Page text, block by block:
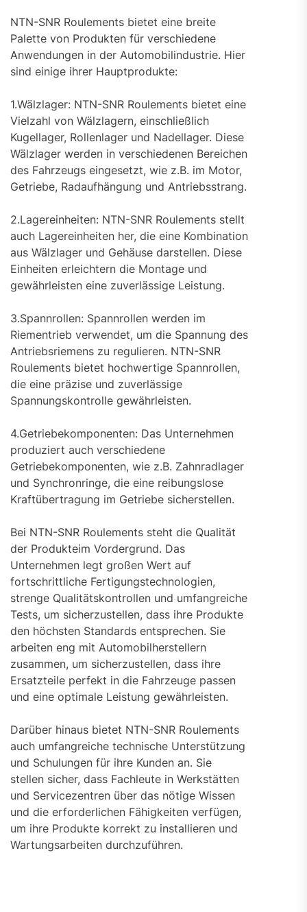
NTN-SNR Roulements bietet eine breite
Palette von Produkten für verschiedene
Anwendungen in der Automobilindustrie. Hier
sind einige ihrer Hauptprodukte:
1.Wälzlager: NTN-SNR Roulements bietet eine
Vielzahl von Wälzlagern, einschließlich
Kugellager, Rollenlager und Nadellager. Diese
Wälzlager werden in verschiedenen Bereichen
des Fahrzeugs eingesetzt, wie z.B. im Motor,
Getriebe, Radaufhängung und Antriebsstrang.
2.Lagereinheiten: NTN-SNR Roulements stellt
auch Lagereinheiten her, die eine Kombination
aus Wälzlager und Gehäuse darstellen. Diese
Einheiten erleichtern die Montage und
gewährleisten eine zuverlässige Leistung.
3.Spannrollen: Spannrollen werden im
Riementrieb verwendet, um die Spannung des
Antriebsriemens zu regulieren. NTN-SNR
Roulements bietet hochwertige Spannrollen,
die eine präzise und zuverlässige
Spannungskontrolle gewährleisten.
4.Getriebekomponenten: Das Unternehmen
produziert auch verschiedene
Getriebekomponenten, wie z.B. Zahnradlager
und Synchronringe, die eine reibungslose
Kraftübertragung im Getriebe sicherstellen.
Bei NTN-SNR Roulements steht die Qualität
der Produkteim Vordergrund. Das
Unternehmen legt großen Wert auf
fortschrittliche Fertigungstechnologien,
strenge Qualitätskontrollen und umfangreiche
Tests, um sicherzustellen, dass ihre Produkte
den höchsten Standards entsprechen. Sie
arbeiten eng mit Automobilherstellern
zusammen, um sicherzustellen, dass ihre
Ersatzteile perfekt in die Fahrzeuge passen
und eine optimale Leistung gewährleisten.
Darüber hinaus bietet NTN-SNR Roulements
auch umfangreiche technische Unterstützung
und Schulungen für ihre Kunden an. Sie
stellen sicher, dass Fachleute in Werkstätten
und Servicezentren über das nötige Wissen
und die erforderlichen Fähigkeiten verfügen,
um ihre Produkte korrekt zu installieren und
Wartungsarbeiten durchzuführen.